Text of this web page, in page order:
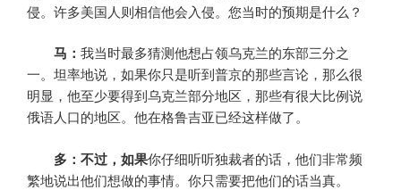
侵。许多美国人则相信他会入侵。您当时的预期是什么？
马： 我当时最多猜测他想占领乌克兰的东部三分之
一。坦率地说，如果你只是听到普京的那些言论，那么很
明显，他至少要得到乌克兰部分地区，那些有很大比例说
俄语人口的地区。他在格鲁吉亚已经这样做了。
多：不过，如果你仔细听听独裁者的话，他们非常频
繁地说出他们想做的事情。你只需要把他们的话当真。